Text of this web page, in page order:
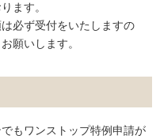
ます。
必ず受付をいたしますの
願いします。
もワンストップ特例申請が